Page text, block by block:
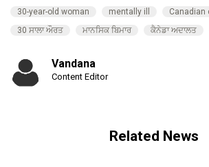
30-year-old woman mentally ill Canadian
30 ਸਾਲਾ ਔਰਤ
ਮਾਨਸਿਕ ਬਿਮਾਰ ਕੈਨੇਡਾ ਅਦਾਲਤ
Vandana
Content Editor
Related News